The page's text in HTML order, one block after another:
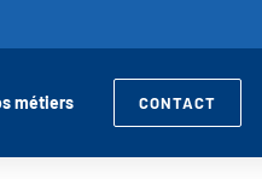
métiers CONTACT